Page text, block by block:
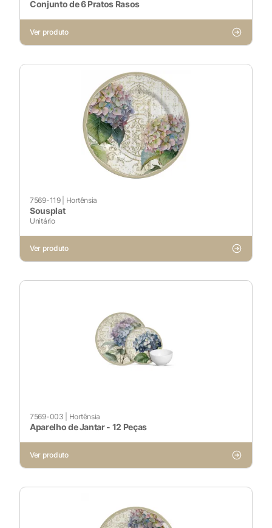
Voltar ao site
Conjunto de 6 Pratos Rasos
Ver produto
7569-119| Hortênsia
Sousplat
Unitário
Ver produto
7569-003 Hortênsia
Aparelho de Jantar - 12 Peças
Ver produto
Sempre ativado
Cookies Não Necessários